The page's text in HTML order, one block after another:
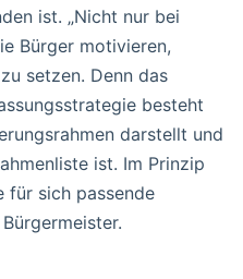
ist. „Nicht nur bei
Bürger motivieren,
setzen. Denn das
besteht
darstellt und
ist. Im Prinzip
für sich passende